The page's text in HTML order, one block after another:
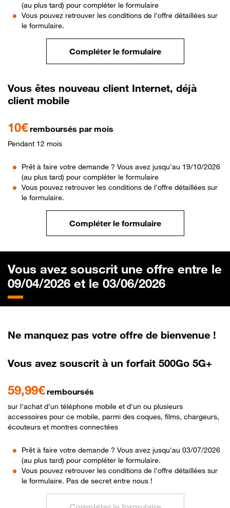
(au plus tard) pour compléter le formulaire
Vous pouvez retrouver les conditions de l'offre détaillées sur
le formulaire.
Compléter le formulaire
Vous êtes nouveau client Internet, déjà
client mobile
10€ remboursés par mois
Pendant 12 mois
Prêt à faire votre demande ? Vous avez jusqu'au 19/10/2026
(au plus tard) pour compléter le formulaire
Vous pouvez retrouver les conditions de l'offre détaillées sur
le formulaire.
Compléter le formulaire
Vous avez souscrit une offre entre le
09/04/2026 et le 03/06/2026
Ne manquez pas votre offre de bienvenue !
Vous avez souscrit à un forfait 500Go 5G+
59,99€ remboursés
sur l'achat d'un téléphone mobile et d'un ou plusieurs
accessoires pour ce mobile, parmi des coques, films, chargeurs,
écouteurs et montres connectées
Prêt à faire votre demande ? Vous avez jusqu'au 03/07/2026
(au plus tard) pour compléter le formulaire.
Vous pouvez retrouver les conditions de l'offre détaillées sur
le formulaire. Pas de secret entre nous !